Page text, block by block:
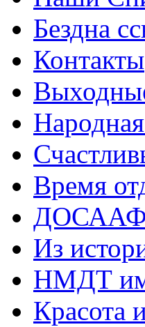
Бездна
Контакты
Время
Из
НМДТ
Красота